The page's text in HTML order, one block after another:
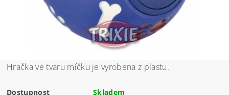
Hračka ve tvaru míčku je vyrobena z plastu.
Dostupnost Skladem